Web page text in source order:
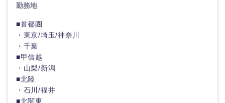
東海地方
岐阜県
勤務地
■首都圏
・東京/埼玉/神奈川
・千葉
■甲信越
・山梨/新潟
■北陸
・石川/福井
■北関東